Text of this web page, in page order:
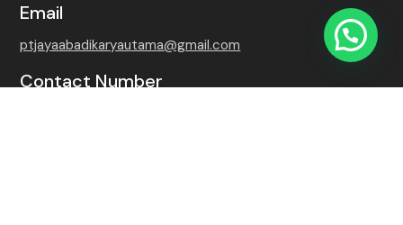
Email
ptjayaabadikaryautama@gmail.com
Contact Number